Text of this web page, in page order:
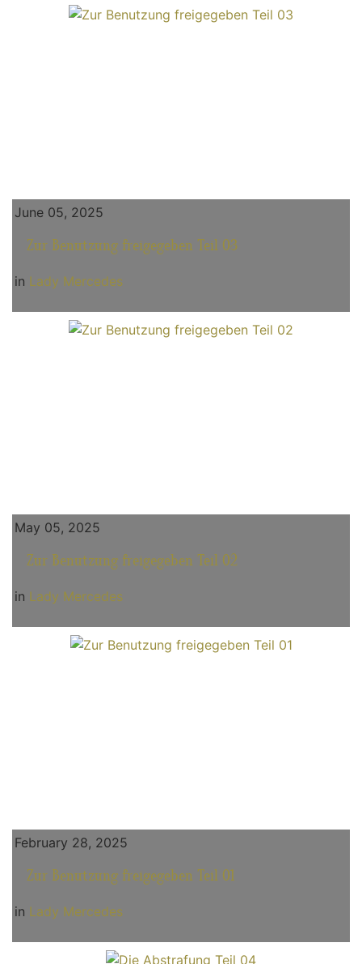
June 05, 2025
Zur Benutzung freigegeben Teil 03
in Lady Mercedes
May 05, 2025
Zur Benutzung freigegeben Teil 02
in Lady Mercedes
February 28, 2025
Zur Benutzung freigegeben Teil 01
in Lady Mercedes